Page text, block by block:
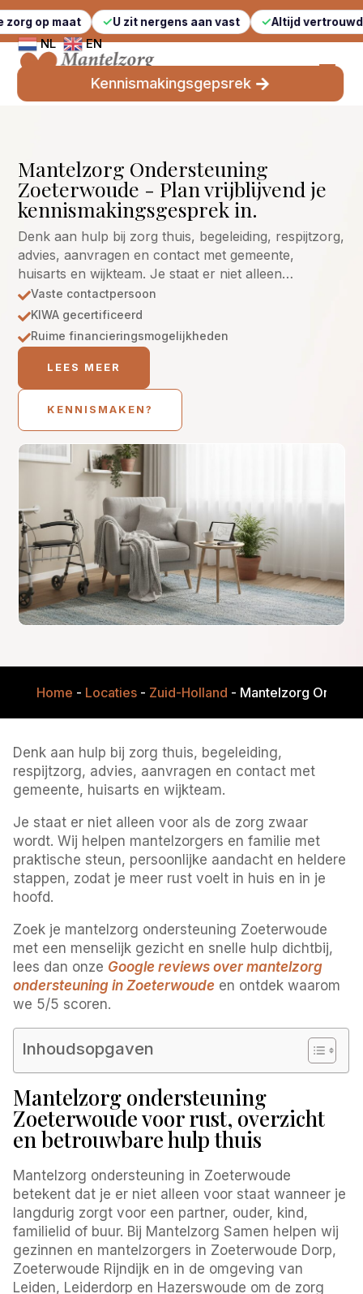
U zit nergens aan vast Altijd vertrouwde
NL EN
Kennismakingsgepsrek
Mantelzorg Ondersteuning
Zoeterwoude - Plan vrijblijvend je
kennismakingsgesprek in.
Denk aan hulp bij zorg thuis, begeleiding, respijtzorg,
advies, aanvragen en contact met gemeente,
huisarts en wijkteam. Je staat er niet alleen…
Vaste contactpersoon
KIWA gecertificeerd
Ruime financieringsmogelijkheden
LEES MEER
KENNISMAKEN?
Home - Locaties- Zuid-Holland - Mantelzorg
Denk aan hulp bij zorg thuis, begeleiding,
respijtzorg, advies, aanvragen en contact met
gemeente, huisarts en wijkteam.
Je staat er niet alleen voor als de zorg zwaar
wordt. Wij helpen mantelzorgers en familie met
praktische steun, persoonlijke aandacht en heldere
stappen, zodat je meer rust voelt in huis en in je
hoofd.
Zoek je mantelzorg ondersteuning Zoeterwoude
met een menselijk gezicht en snelle hulp dichtbij,
lees dan onze Google reviews over mantelzorg
ondersteuning in Zoeterwoude en ontdek waarom
we 5/5 scoren.
Inhoudsopgaven
Mantelzorg ondersteuning
Zoeterwoude voor rust, overzicht
en betrouwbare hulp thuis
Mantelzorg ondersteuning in Zoeterwoude
betekent dat je er niet alleen voor staat wanneer je
langdurig zorgt voor een partner, ouder, kind,
familielid of buur. Bij Mantelzorg Samen helpen wij
gezinnen en mantelzorgers in Zoeterwoude Dorp,
Zoeterwoude Rijndijk en in de omgeving van
Leiden, Leiderdorp en Hazerswoude om de zorg